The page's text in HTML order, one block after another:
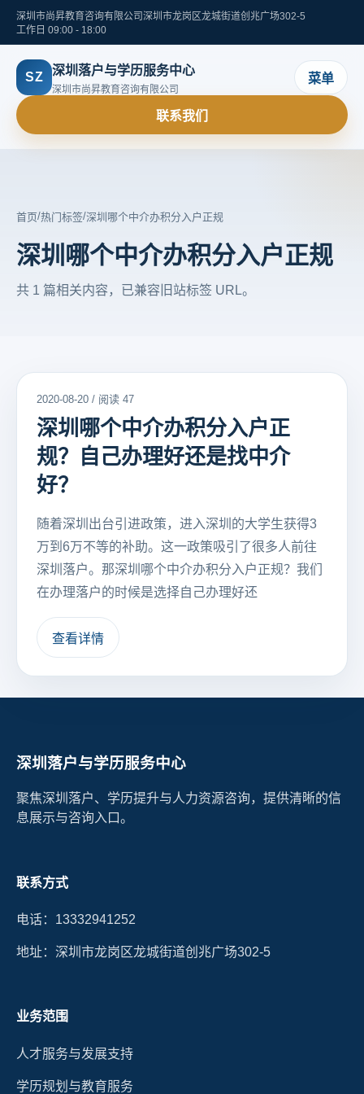
深圳市尚昇教育咨询有限公司 深圳市龙岗区龙城街道创兆广场302-5
工作日 09:00 - 18:00
SZ 深圳落户与学历服务中心
深圳市尚昇教育咨询有限公司
菜单
联系我们
首页/热门标签/深圳哪个中介办积分入户正规
深圳哪个中介办积分入户正规
共 1 篇相关内容，已兼容旧站标签 URL。
2020-08-20 / 阅读 47
深圳哪个中介办积分入户正
规？自己办理好还是找中介
好？
随着深圳出台引进政策，进入深圳的大学生获得3
万到6万不等的补助。这一政策吸引了很多人前往
深圳落户。那深圳哪个中介办积分入户正规？我们
在办理落户的时候是选择自己办理好还
查看详情
深圳落户与学历服务中心
聚焦深圳落户、学历提升与人力资源咨询，提供清晰的信
息展示与咨询入口。
联系方式
电话：13332941252
地址：深圳市龙岗区龙城街道创兆广场302-5
业务范围
人才服务与发展支持
学历规划与教育服务